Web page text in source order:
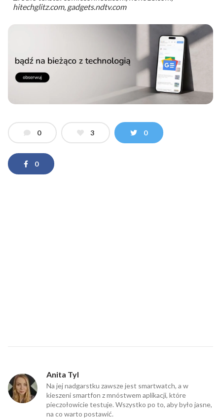
hitechglitz.com, gadgets.ndtv.com
0 3 0
0
Anita Tyl
Na jej nadgarstku zawsze jest smartwatch, a w
kieszeni smartfon z mnóstwem aplikacji, które
pieczołowicie testuje. Wszystko po to, aby było jasne,
na co warto postawić.